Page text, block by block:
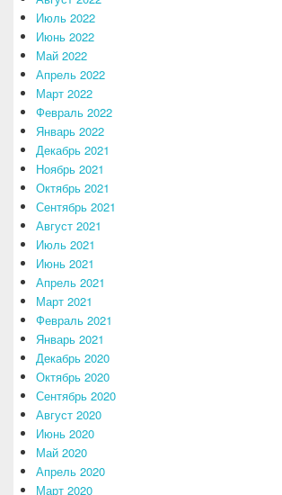
Июль 2022
Июнь 2022
Май 2022
Апрель 2022
Март 2022
Февраль 2022
Январь 2022
Декабрь 2021
Ноябрь 2021
Октябрь 2021
Сентябрь 2021
Август 2021
Июль 2021
Июнь 2021
Апрель 2021
Март 2021
Февраль 2021
Январь 2021
Декабрь 2020
Октябрь 2020
Сентябрь 2020
Август 2020
Июнь 2020
Май 2020
Апрель 2020
Март 2020